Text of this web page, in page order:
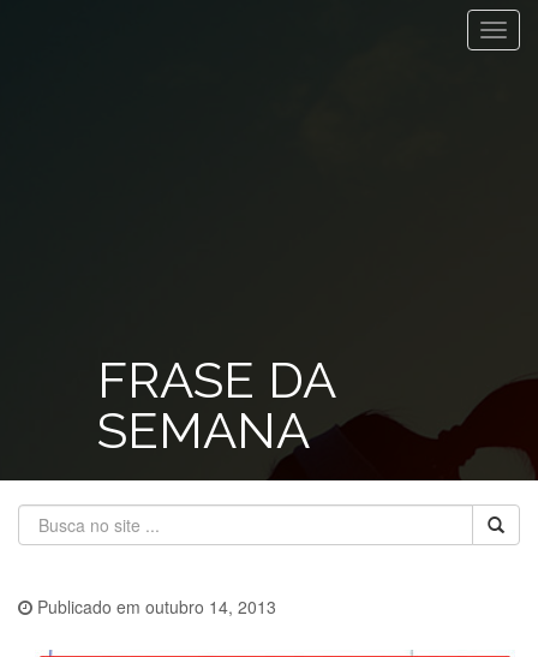
FRASE DA
SEMANA
Publicado em outubro 14, 2013